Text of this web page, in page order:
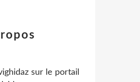
sur le portail